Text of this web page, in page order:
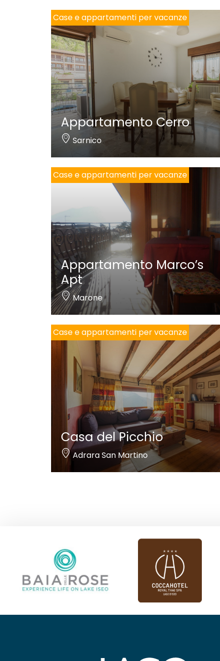
Case e appartamenti per vacanze
Appartamento Cerro
Sarnico
Case e appartamenti per vacanze
Appartamento Marco’s
Apt
Marone
Case e appartamenti per vacanze
Casa del Picchio
Adrara San Martino